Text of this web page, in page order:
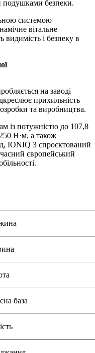
подушками безпеки.
системою
вітальне
видимість і безпеку в
на заводі
прихильність
та виробництва.
із потужністю до 107,8
Н·м, а також
IONIQ 3 спроєктований
європейський
база